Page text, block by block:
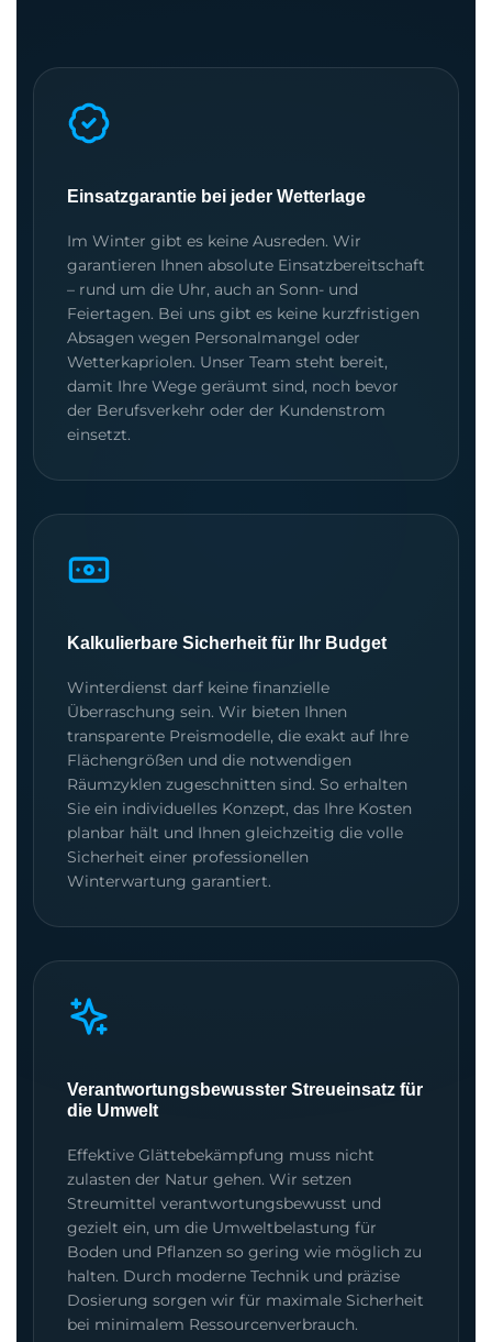
Einsatzgarantie bei jeder Wetterlage
Im Winter gibt es keine Ausreden. Wir
garantieren Ihnen absolute Einsatzbereitschaft
– rund um die Uhr, auch an Sonn- und
Feiertagen. Bei uns gibt es keine kurzfristigen
Absagen wegen Personalmangel oder
Wetterkapriolen. Unser Team steht bereit,
damit Ihre Wege geräumt sind, noch bevor
der Berufsverkehr oder der Kundenstrom
einsetzt.
Kalkulierbare Sicherheit für Ihr Budget
Winterdienst darf keine finanzielle
Überraschung sein. Wir bieten Ihnen
transparente Preismodelle, die exakt auf Ihre
Flächengrößen und die notwendigen
Räumzyklen zugeschnitten sind. So erhalten
Sie ein individuelles Konzept, das Ihre Kosten
planbar hält und Ihnen gleichzeitig die volle
Sicherheit einer professionellen
Winterwartung garantiert.
Verantwortungsbewusster Streueinsatz für
die Umwelt
Effektive Glättebekämpfung muss nicht
zulasten der Natur gehen. Wir setzen
Streumittel verantwortungsbewusst und
gezielt ein, um die Umweltbelastung für
Boden und Pflanzen so gering wie möglich zu
halten. Durch moderne Technik und präzise
Dosierung sorgen wir für maximale Sicherheit
bei minimalem Ressourcenverbrauch.